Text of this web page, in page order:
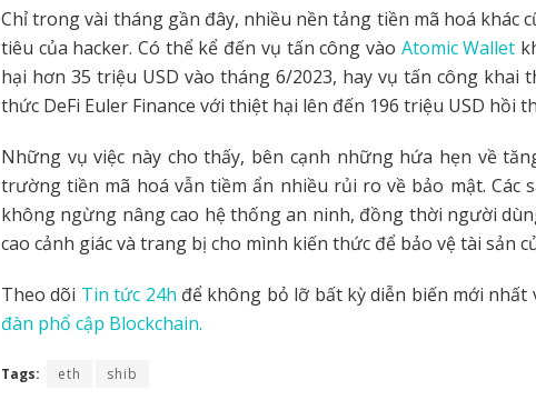
Chỉ trong vài tháng gần đây, nhiều nền tảng tiền mã hoá khác
tiêu của hacker. Có thể kể đến vụ tấn công vào Atomic Wallet
hại hơn 35 triệu USD vào tháng 6/2023, hay vụ tấn công khai
thức DeFi Euler Finance với thiệt hại lên đến 196 triệu USD hồi
Những vụ việc này cho thấy, bên cạnh những hứa hẹn về
trường tiền mã hoá vẫn tiềm ẩn nhiều rủi ro về bảo mật. Các
không ngừng nâng cao hệ thống an ninh, đồng thời người
cao cảnh giác và trang bị cho mình kiến ​​thức để bảo vệ tài sản
Theo dõi Tin tức 24h để không bỏ lỡ bất kỳ diễn biến mới nhất
đàn phổ cập Blockchain.
Tags: eth shib